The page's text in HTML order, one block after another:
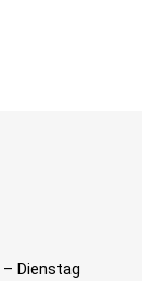
Dienstag